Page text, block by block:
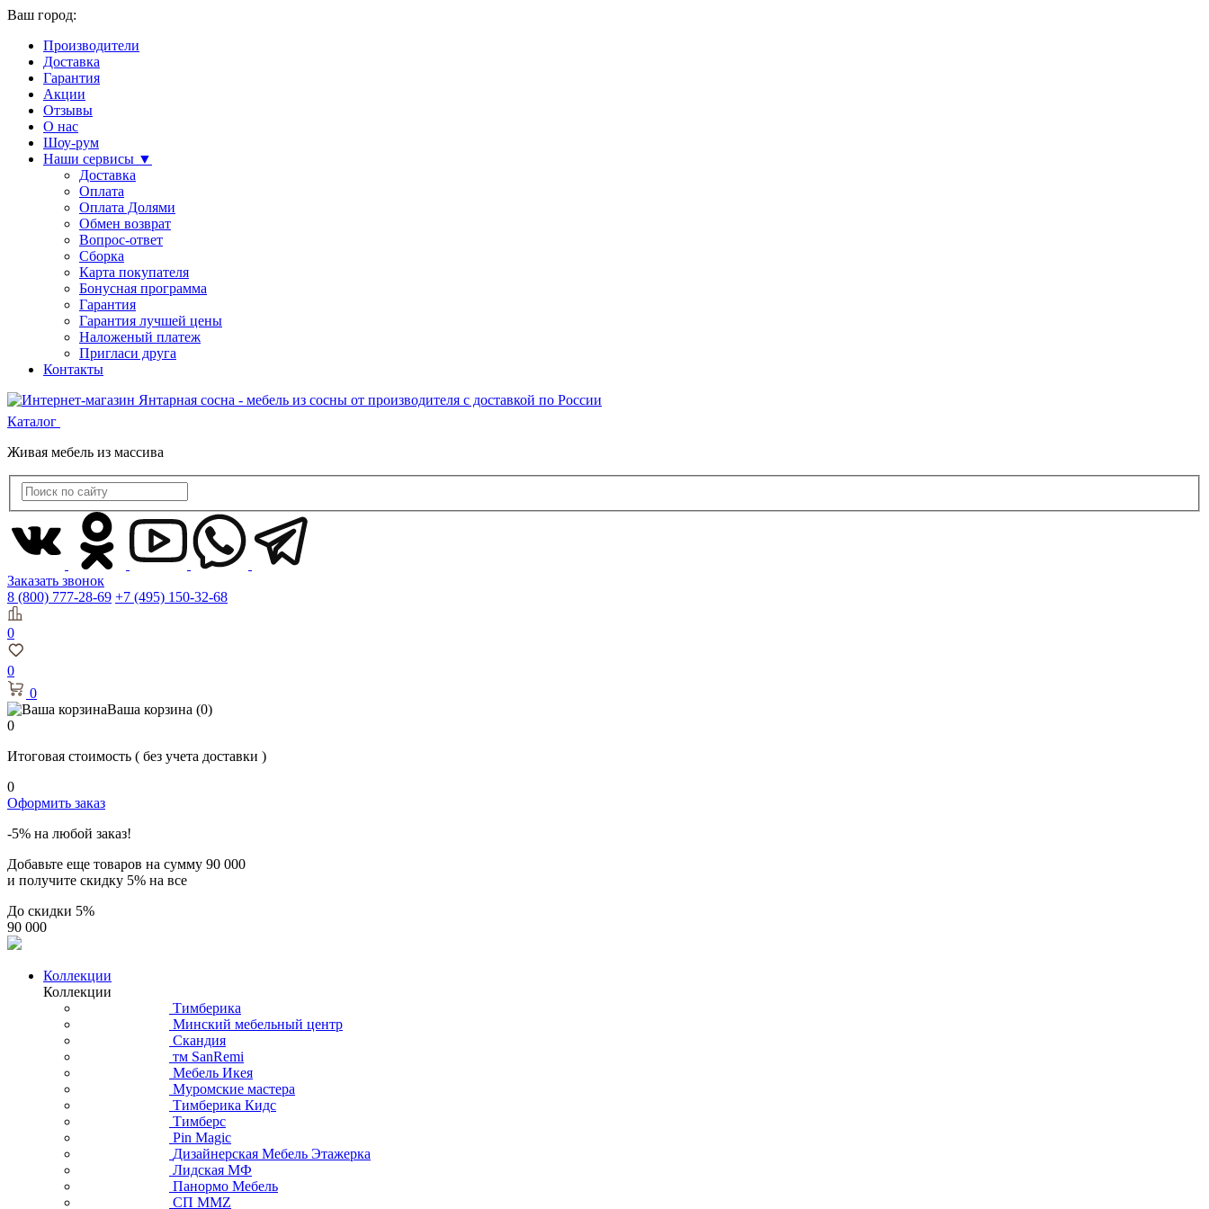
Ваш город:
Производители
Доставка
Гарантия
Акции
Отзывы
О нас
Шоу-рум
Наши сервисы ▼
Доставка
Оплата
Оплата Долями
Обмен возврат
Вопрос-ответ
Сборка
Карта покупателя
Бонусная программа
Гарантия
Гарантия лучшей цены
Наложеный платеж
Пригласи друга
Контакты
Каталог
Живая мебель из массива
Заказать звонок
8 (800) 777-28-69 +7 (495) 150-32-68
0
0
0
Ваша корзина (0)
0
Итоговая стоимость ( без учета доставки )
0
Оформить заказ
-5% на любой заказ!
Добавьте еще товаров на сумму 90 000
и получите скидку 5% на все
До скидки 5%
90 000
Коллекции
Коллекции
Тимберика
Минский мебельный центр
Скандия
тм SanRemi
Мебель Икея
Муромские мастера
Тимберика Кидс
Тимберс
Pin Magic
Дизайнерская Мебель Этажерка
Лидская МФ
Панормо Мебель
СП ММZ